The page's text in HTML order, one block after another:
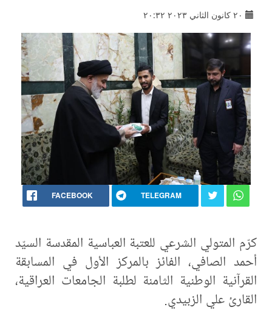
٢٠ كانون الثاني ٢٠٢٣ ٢٠:٣٢
FACEBOOK TELEGRAM
كرّم المتولي الشرعي للعتبة العباسية المقدسة السيّد
أحمد الصافي، الفائز بالمركز الأول في المسابقة
القرآنية الوطنية الثامنة لطلبة الجامعات العراقية،
القارئ علي الزبيدي.